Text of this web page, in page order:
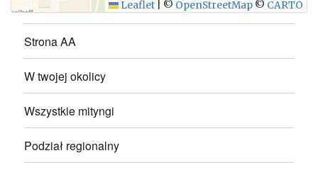
Leaflet © OpenStreetMap © CARTO
Strona AA
W twojej okolicy
Wszystkie mityngi
Podział regionalny